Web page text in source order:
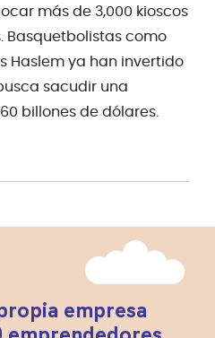
más de 3,000 kioscos
Basquetbolistas como
Haslem ya han invertido
sacudir una
billones de dólares.
empresa